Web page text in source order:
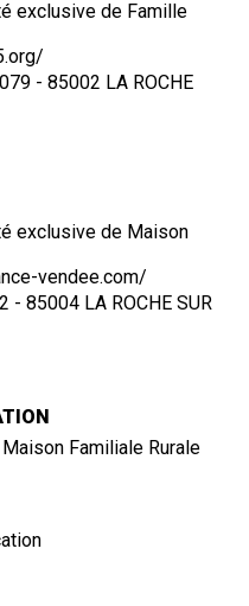
exclusive de Famille
- 85002 LA ROCHE
exclusive de Maison
vendee.com/
- 85004 LA ROCHE SUR
Familiale Rurale